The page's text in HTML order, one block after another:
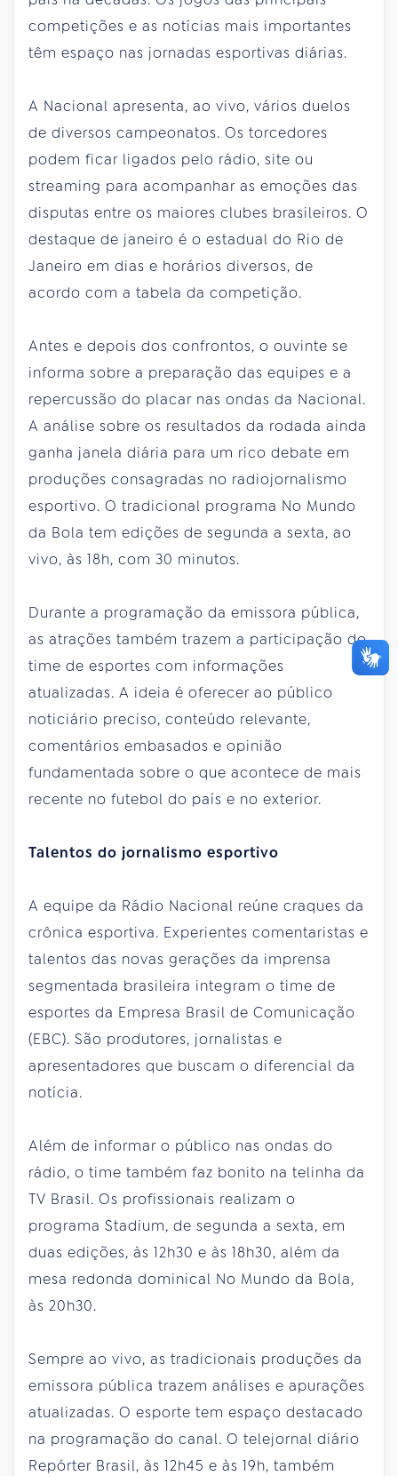
competições e as notícias mais importantes
têm espaço nas jornadas esportivas diárias.
A Nacional apresenta, ao vivo, vários duelos
de diversos campeonatos. Os torcedores
podem ficar ligados pelo rádio, site ou
streaming para acompanhar as emoções das
disputas entre os maiores clubes brasileiros. O
destaque de janeiro é o estadual do Rio de
Janeiro em dias e horários diversos, de
acordo com a tabela da competição.
Antes e depois dos confrontos, o ouvinte se
informa sobre a preparação das equipes e a
repercussão do placar nas ondas da Nacional.
A análise sobre os resultados da rodada ainda
ganha janela diária para um rico debate em
produções consagradas no radiojornalismo
esportivo. O tradicional programa No Mundo
da Bola tem edições de segunda a sexta, ao
vivo, às 18h, com 30 minutos.
Durante a programação da emissora pública,
as atrações também trazem a participação do
time de esportes com informações
atualizadas. A ideia é oferecer ao público
noticiário preciso, conteúdo relevante,
comentários embasados e opinião
fundamentada sobre o que acontece de mais
recente no futebol do país e no exterior.
Talentos do jornalismo esportivo
A equipe da Rádio Nacional reúne craques da
crônica esportiva. Experientes comentaristas e
talentos das novas gerações da imprensa
segmentada brasileira integram o time de
esportes da Empresa Brasil de Comunicação
(EBC). São produtores, jornalistas e
apresentadores que buscam o diferencial da
notícia.
Além de informar o público nas ondas do
rádio, o time também faz bonito na telinha da
TV Brasil. Os profissionais realizam o
programa Stadium, de segunda a sexta, em
duas edições, às 12h30 e às 18h30, além da
mesa redonda dominical No Mundo da Bola,
às 20h30.
Sempre ao vivo, as tradicionais produções da
emissora pública trazem análises e apurações
atualizadas. O esporte tem espaço destacado
na programação do canal. O telejornal diário
Repórter Brasil, às 12h45 e às 19h, também